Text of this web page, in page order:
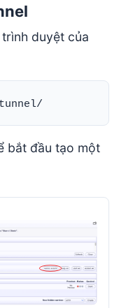
duyệt của
bắt đầu tạo một